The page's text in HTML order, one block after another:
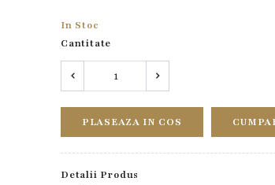
In Stoc
Cantitate
PLASEAZA IN COS
Detalii Produs